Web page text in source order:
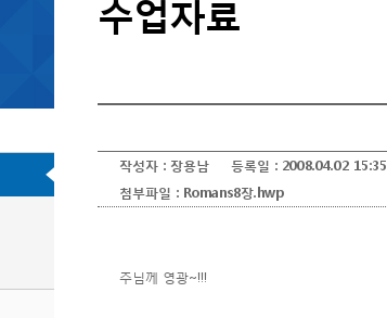
수업자료
작성자 : 장용남 등록일 : 2008.04.02 15:35
첨부파일 : Romans8장.hwp
주님께 영광~!!!